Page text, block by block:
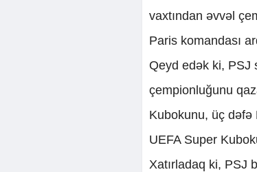
vaxtından əvvəl
Paris komandası
Qeyd edək ki, PSJ
çempionluğunu
Kubokunu, üç dəfə
UEFA Super
Xatırladaq ki, PSJ